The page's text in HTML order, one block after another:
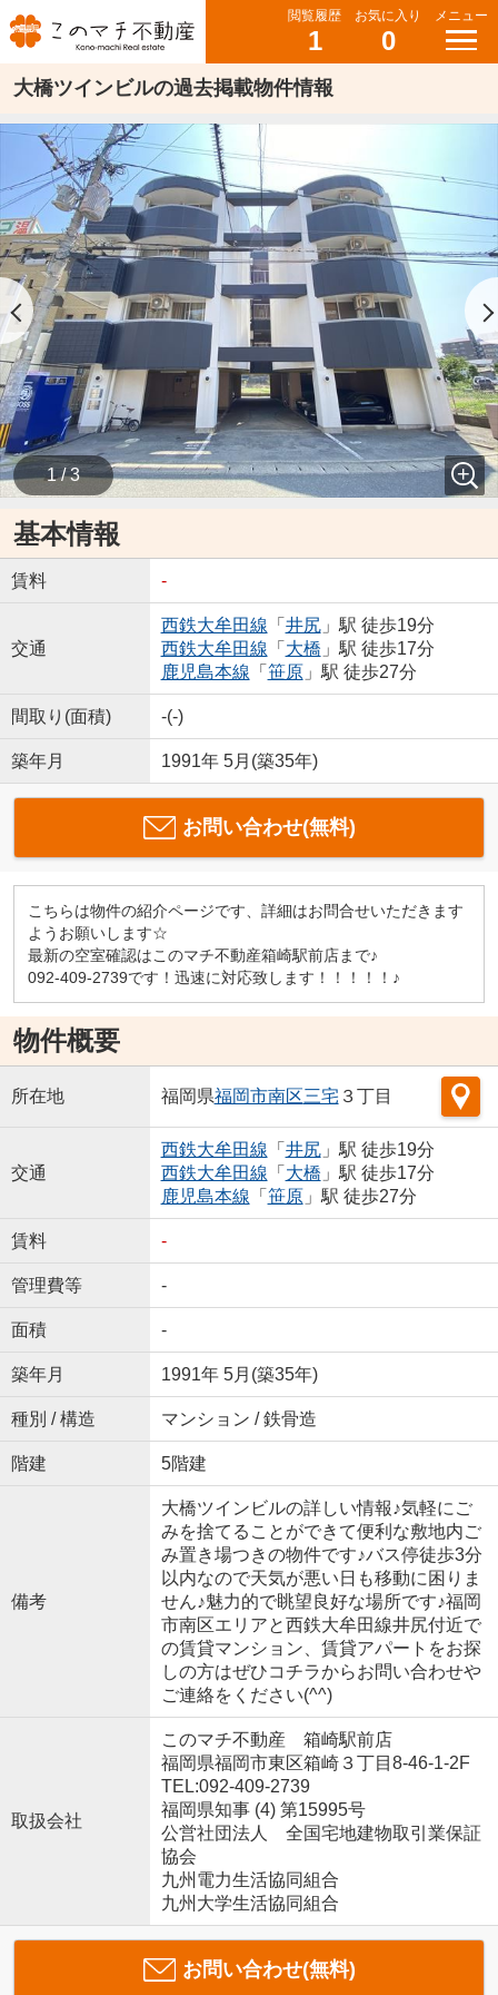
閲覧履歴
1
お気に入り
0
メニュー
大橋ツインビルの過去掲載物件情報
1 / 3
基本情報
賃料 -
交通
西鉄大牟田線 「 井尻」駅 徒歩19分
西鉄大牟田線 「 大橋 」駅 徒歩17分
鹿児島本線 「 笹原」駅 徒歩27分
間取り(面積) -(-)
築年月 1991年 5月(築35年)
お問い合わせ(無料)
こちらは物件の紹介ページです、詳細はお問合せいただきます
ようお願いします☆
最新の空室確認はこのマチ不動産箱崎駅前店まで♪
092-409-2739です！迅速に対応致します！！！！！♪
物件概要
所在地 福岡県福岡市南区三宅 ３丁目
交通
西鉄大牟田線 「 井尻」駅 徒歩19分
西鉄大牟田線 「 大橋 」駅 徒歩17分
鹿児島本線 「 笹原」駅 徒歩27分
賃料 -
管理費等 -
面積 -
築年月 1991年 5月(築35年)
種別 / 構造 マンション / 鉄骨造
階建 5階建
備考
大橋ツインビルの詳しい情報♪気軽にご
みを捨てることができて便利な敷地内ご
み置き場つきの物件です♪バス停徒歩3分
以内なので天気が悪い日も移動に困りま
せん♪魅力的で眺望良好な場所です♪福岡
市南区エリアと西鉄大牟田線井尻付近で
の賃貸マンション、賃貸アパートをお探
しの方はぜひコチラからお問い合わせや
ご連絡をください(^^)
取扱会社
このマチ不動産 箱崎駅前店
福岡県福岡市東区箱崎３丁目8-46-1-2F
TEL:092-409-2739
福岡県知事 (4) 第15995号
公営社団法人 全国宅地建物取引業保証
協会
九州電力生活協同組合
九州大学生活協同組合
お問い合わせ(無料)